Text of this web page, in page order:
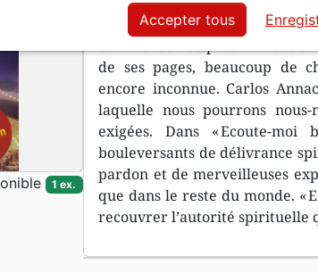
Lorsque Carlos Annacondia
commence à se produire des
de ses pages, beaucoup de
encore inconnue. Carlos
laquelle nous pourrons
exigées. Dans « Ecoute-moi
bouleversants de délivrance
pardon et de merveilleuses
que dans le reste du monde. «
recouvrer l’autorité spirituelle
1 ex.
Accepter tous